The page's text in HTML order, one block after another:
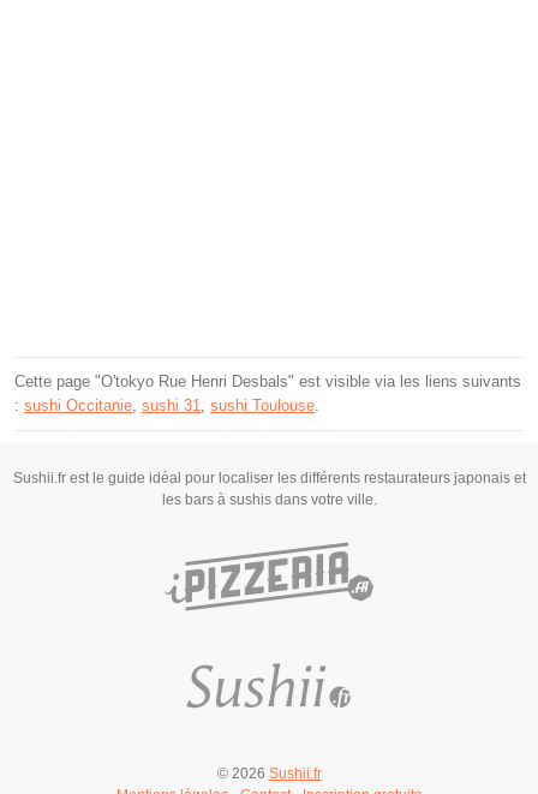
Cette page "O'tokyo Rue Henri Desbals" est visible via les liens suivants
: sushi Occitanie sushi 31 sushi Toulouse
Sushii.fr est le guide idéal pour localiser les différents restaurateurs japonais et
les bars à sushis dans votre ville.
© 2026 Sushii.fr